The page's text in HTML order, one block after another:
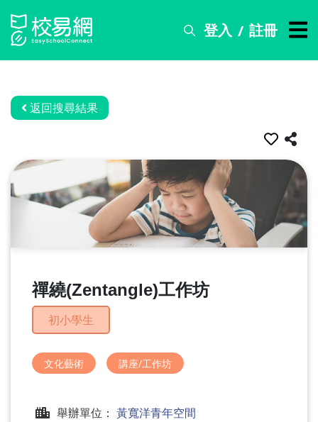
登入 / 註冊
搜
務
資
訊
我
返回搜尋結果
禪繞(Zentangle)工作坊
初小學生
文化藝術 講座/工作坊
舉辦單位： 黃寬洋青年空間